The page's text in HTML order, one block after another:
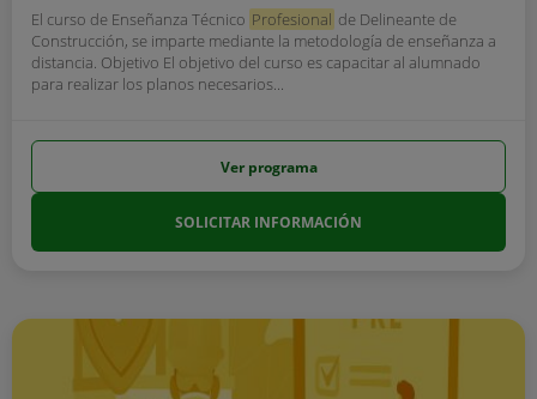
El curso de Enseñanza Técnico Profesional de Delineante de
Construcción, se imparte mediante la metodología de enseñanza a
distancia. Objetivo El objetivo del curso es capacitar al alumnado
para realizar los planos necesarios...
Ver programa
SOLICITAR INFORMACIÓN